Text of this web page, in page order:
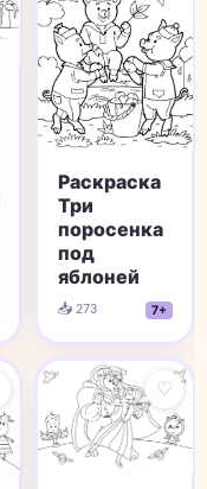
Раскраска
Три
поросенка
под
яблоней
📥 273 7+
♡